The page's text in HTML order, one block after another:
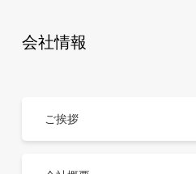
会社情報
ご挨拶